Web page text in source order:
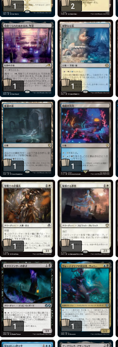
1 2
1 1
1 1
1 1
1 1